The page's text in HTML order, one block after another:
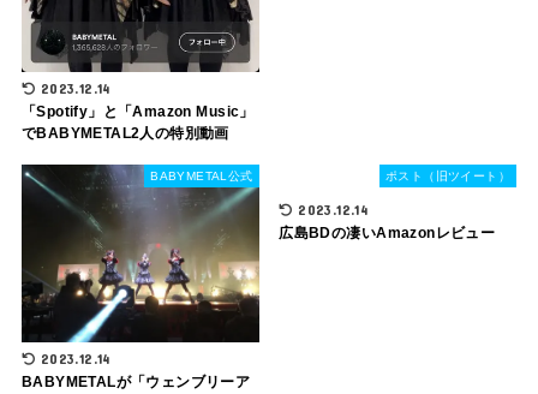
2023.12.14
「Spotify」と「Amazon Music」
でBABYMETAL2人の特別動画
BABYMETAL公式
2023.12.14
BABYMETALが「ウェンブリーア
ポスト（旧ツイート）
2023.12.14
広島BDの凄いAmazonレビュー